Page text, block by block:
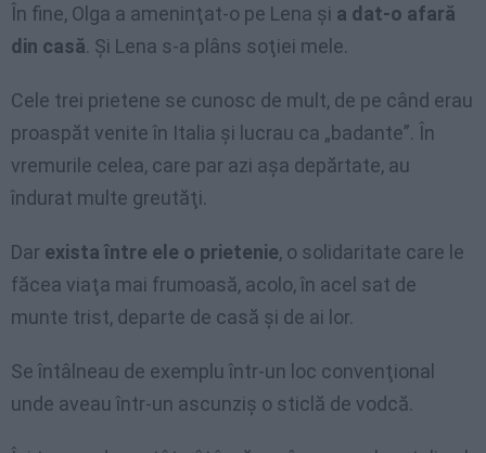
În fine, Olga a ameninţat-o pe Lena şi a dat-o afară
din casă. Şi Lena s-a plâns soţiei mele.
Cele trei prietene se cunosc de mult, de pe când erau
proaspăt venite în Italia şi lucrau ca „badante”. În
vremurile celea, care par azi aşa depărtate, au
îndurat multe greutăţi.
Dar exista între ele o prietenie, o solidaritate care le
făcea viaţa mai frumoasă, acolo, în acel sat de
munte trist, departe de casă şi de ai lor.
Se întâlneau de exemplu într-un loc convenţional
unde aveau într-un ascunziş o sticlă de vodcă.